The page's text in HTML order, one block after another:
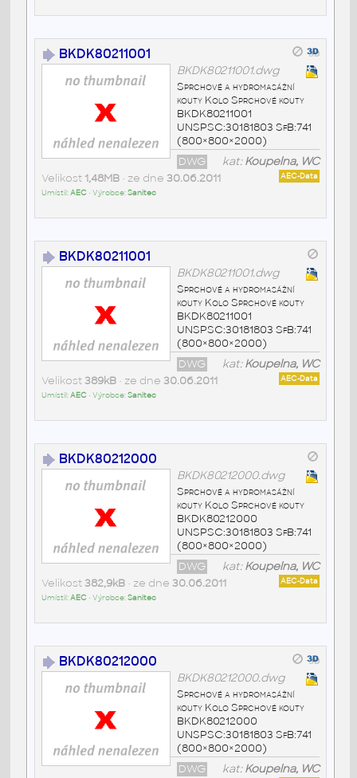
BKDK80211001
BKDK80211001.dwg
Sprchové a hydromasážní
kouty Kolo Sprchové kouty
BKDK80211001
UNSPSC:30181803 SfB:741
(800×800×2000)
kat:Koupelna, WC
DWG
AEC-Data
Velikost 1,48MB• ze dne 30.06.2011
Umístil:AEC• Výrobce:Sanitec
BKDK80211001
BKDK80211001.dwg
Sprchové a hydromasážní
kouty Kolo Sprchové kouty
BKDK80211001
UNSPSC:30181803 SfB:741
(800×800×2000)
kat:Koupelna, WC
DWG
AEC-Data
Velikost389kB• ze dne 30.06.2011
Umístil:AEC• Výrobce:Sanitec
BKDK80212000
BKDK80212000.dwg
Sprchové a hydromasážní
kouty Kolo Sprchové kouty
BKDK80212000
UNSPSC:30181803 SfB:741
(800×800×2000)
kat:Koupelna, WC
DWG
AEC-Data
Velikost382,9kB• ze dne 30.06.2011
Umístil:AEC• Výrobce:Sanitec
BKDK80212000
BKDK80212000.dwg
Sprchové a hydromasážní
kouty Kolo Sprchové kouty
BKDK80212000
UNSPSC:30181803 SfB:741
(800×800×2000)
kat:Koupelna, WC
DWG